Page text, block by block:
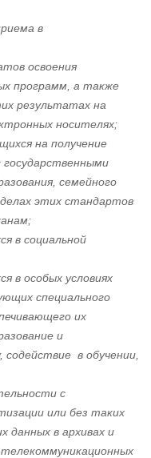
в
освоения
программ, а также
результатах на
носителях;
на получение
государственными
семейного
этих стандартов
в социальной
в особых условиях
специального
их
и
в обучении,
с
или без таких
данных в архивах и